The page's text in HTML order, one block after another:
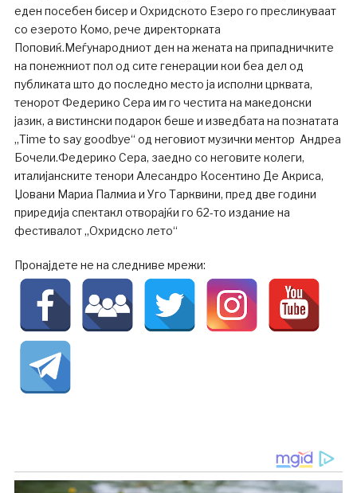
еден посебен бисер и Охридското Езеро го пресликуваат
со езерото Комо, рече директорката
Поповиќ.Меѓународниот ден на жената на припадничките
на понежниот пол од сите генерации кои беа дел од
публиката што до последно место ја исполни црквата,
тенорот Федерико Сера им го честита на македонски
јазик, а вистински подарок беше и изведбата на познатата
„Time to say goodbye“ од неговиот музички ментор Андреа
Бочели.Федерико Сера, заедно со неговите колеги,
италијанските тенори Алесандро Косентино Де Акриса,
Џовани Мариа Палмиа и Уго Тарквини, пред две години
приредија спектакл отворајќи го 62-то издание на
фестивалот „Охридско лето“
Пронајдете не на следниве мрежи: